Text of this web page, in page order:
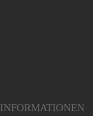
INFORMATIONEN